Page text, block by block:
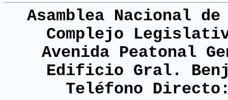
Asamblea Nacional
Complejo
Avenida Peatonal
Edificio Gral.
Teléfono